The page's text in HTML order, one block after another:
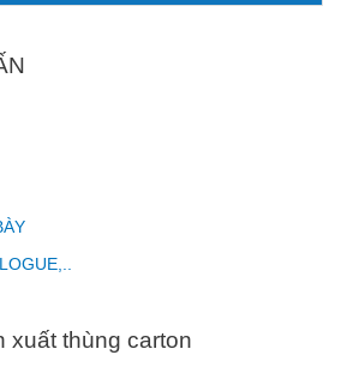
xuất thùng carton